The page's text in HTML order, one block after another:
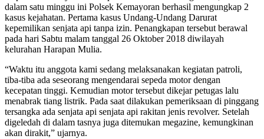
dalam satu minggu ini Polsek Kemayoran berhasil mengungkap 2
kasus kejahatan. Pertama kasus Undang-Undang Darurat
kepemilikan senjata api tanpa izin. Penangkapan tersebut berawal
pada hari Sabtu malam tanggal 26 Oktober 2018 diwilayah
kelurahan Harapan Mulia.
“Waktu itu anggota kami sedang melaksanakan kegiatan patroli,
tiba-tiba ada seseorang mengendarai sepeda motor dengan
kecepatan tinggi. Kemudian motor tersebut dikejar petugas lalu
menabrak tiang listrik. Pada saat dilakukan pemeriksaan di pinggang
tersangka ada senjata api senjata api rakitan jenis revolver. Setelah
digeledah di dalam tasnya juga ditemukan megazine, kemungkinan
akan dirakit,” ujarnya.